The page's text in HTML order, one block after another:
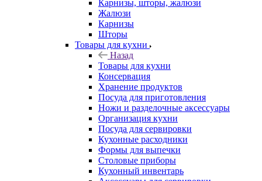
Карнизы, шторы, жалюзи
Жалюзи
Карнизы
Шторы
Товары для кухни
Назад
Товары для кухни
Консервация
Хранение продуктов
Посуда для приготовления
Ножи и разделочные аксессуары
Организация кухни
Посуда для сервировки
Кухонные расходники
Формы для выпечки
Столовые приборы
Кухонный инвентарь